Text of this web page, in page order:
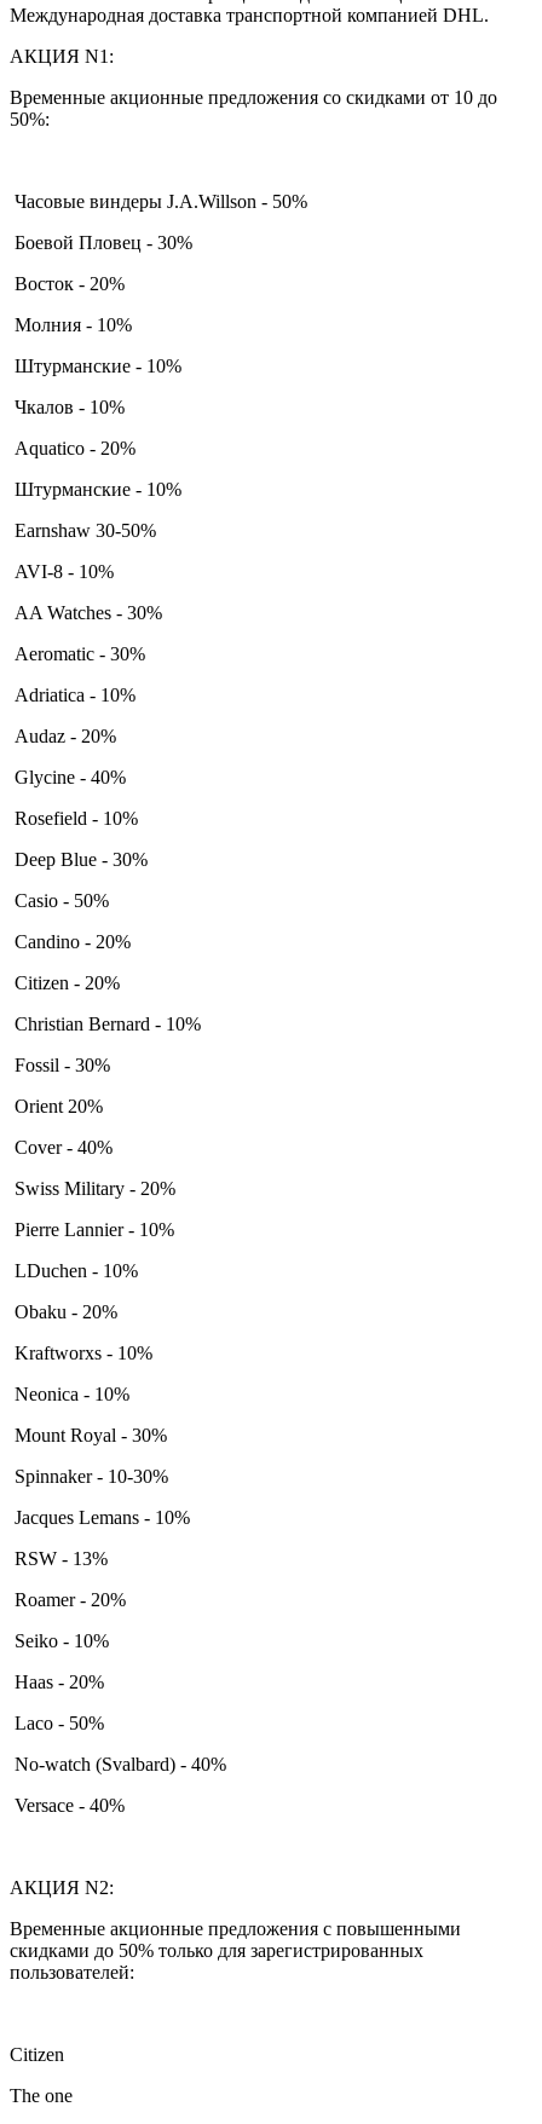
Международная доставка транспортной компанией DHL.
АКЦИЯ N1:
Временные акционные предложения со скидками от 10 до
50%:
Часовые виндеры J.A.Willson - 50%
Боевой Пловец - 30%
Восток - 20%
Молния - 10%
Штурманские - 10%
Чкалов - 10%
Aquatico - 20%
Штурманские - 10%
Earnshaw 30-50%
AVI-8 - 10%
AA Watches - 30%
Aeromatic - 30%
Adriatica - 10%
Audaz - 20%
Glycine - 40%
Rosefield - 10%
Deep Blue - 30%
Casio - 50%
Candino - 20%
Citizen - 20%
Christian Bernard - 10%
Fossil - 30%
Orient 20%
Cover - 40%
Swiss Military - 20%
Pierre Lannier - 10%
LDuchen - 10%
Obaku - 20%
Kraftworxs - 10%
Neonica - 10%
Mount Royal - 30%
Spinnaker - 10-30%
Jacques Lemans - 10%
RSW - 13%
Roamer - 20%
Seiko - 10%
Haas - 20%
Laco - 50%
No-watch (Svalbard) - 40%
Versace - 40%
АКЦИЯ N2:
Временные акционные предложения с повышенными
скидками до 50% только для зарегистрированных
пользователей:
Citizen
The one